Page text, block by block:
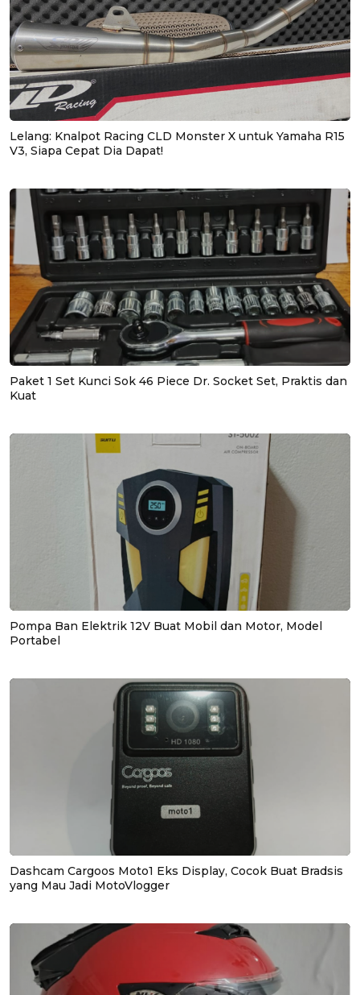
Lelang: Knalpot Racing CLD Monster X untuk Yamaha R15
V3, Siapa Cepat Dia Dapat!
Paket 1 Set Kunci Sok 46 Piece Dr. Socket Set, Praktis dan
Kuat
Pompa Ban Elektrik 12V Buat Mobil dan Motor, Model
Portabel
Dashcam Cargoos Moto1 Eks Display, Cocok Buat Bradsis
yang Mau Jadi MotoVlogger